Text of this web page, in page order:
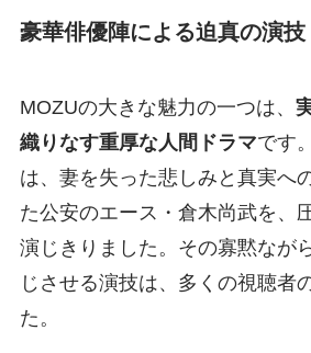
豪華俳優陣による迫真の演技
MOZUの大きな魅力の一つは、
織りなす重厚な人間ドラマです
は、妻を失った悲しみと真実へ
た公安のエース・倉木尚武を、
演じきりました。その寡黙なが
じさせる演技は、多くの視聴者
た。